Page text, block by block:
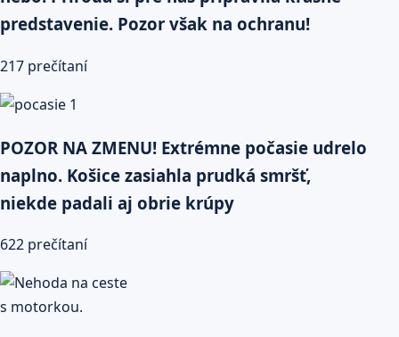
predstavenie. Pozor však na ochranu!
217 prečítaní
POZOR NA ZMENU! Extrémne počasie udrelo
naplno. Košice zasiahla prudká smršť,
niekde padali aj obrie krúpy
622 prečítaní